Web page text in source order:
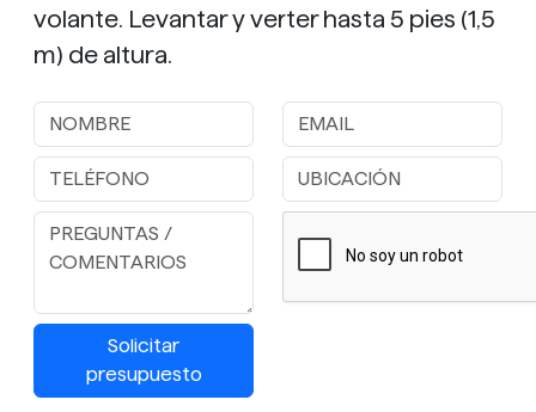
volante. Levantar y verter hasta 5 pies (1,5
m) de altura.
Solicitar
presupuesto